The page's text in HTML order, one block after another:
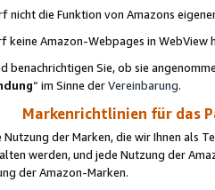
nicht die Funktion von Amazons
keine Amazon-Webpages in WebView
benachrichtigen Sie, ob sie
“ im Sinne derVereinbarung.
Markenrichtlinien für das
der Marken, die wir Ihnen als
werden, und jede Nutzung der
der Amazon-Marken.